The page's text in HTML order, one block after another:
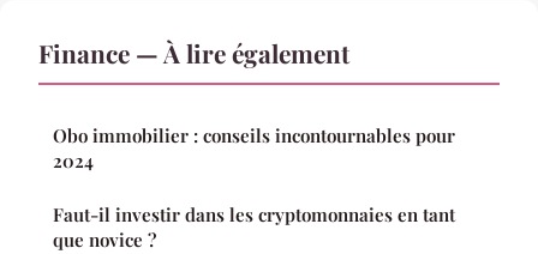
Finance — À lire également
Obo immobilier : conseils incontournables pour
2024
Faut-il investir dans les cryptomonnaies en tant
que novice ?